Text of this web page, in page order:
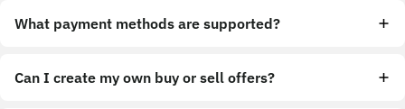
What payment methods are supported?
Can I create my own buy or sell offers?